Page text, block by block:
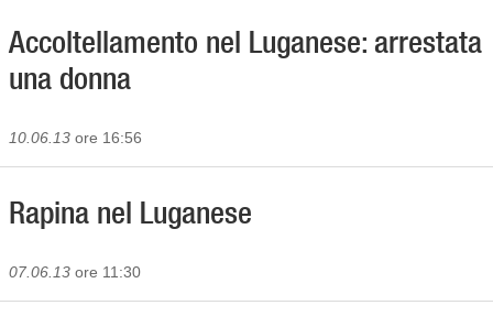
Accoltellamento nel Luganese: arrestata
una donna
10.06.13 ore 16:56
Rapina nel Luganese
07.06.13 ore 11:30